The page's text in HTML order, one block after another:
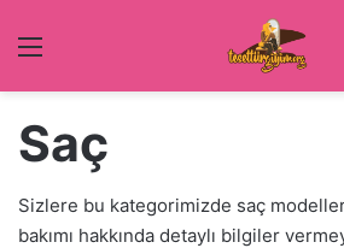
Menü
Saç
Sizlere bu kategorimizde saç
bakımı hakkında detaylı bilgiler